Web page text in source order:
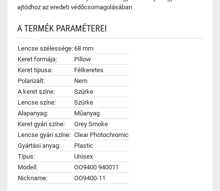
ajtódhoz az eredeti védőcsomagolásában .
A TERMÉK PARAMÉTEREI
Lencse szélessége:68 mm
Keret formája:
Pillow
Keret típusa:
Félkeretes
Polarizált:
Nem
A keret színe:
Szürke
Lencse színe:
Szürke
Alapanyag:
Műanyag
Keret gyári színe:
Grey Smoke
Lencse gyári színe: Clear Photochromic
Gyártási anyag:
Plastic
Típus:
Unisex
Modell:
OO9400 940011
Nickname:
OO9400-11